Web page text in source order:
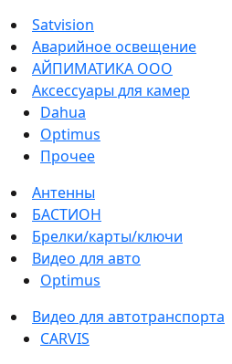
Satvision
Аварийное освещение
АЙПИМАТИКА ООО
Аксессуары для камер
Dahua
Optimus
Прочее
Антенны
БАСТИОН
Брелки/карты/ключи
Видео для авто
Optimus
Видео для автотранспорта
CARVIS